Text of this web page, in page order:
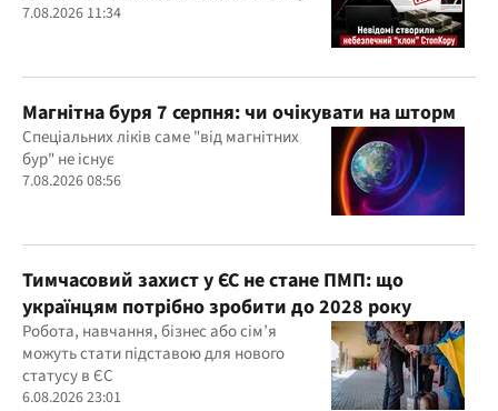
7.08.2026 11:34
Магнітна буря 7 серпня: чи очікувати на шторм
Спеціальних ліків саме "від магнітних
бур" не існує
7.08.2026 08:56
Тимчасовий захист у ЄС не стане ПМП: що
українцям потрібно зробити до 2028 року
Робота, навчання, бізнес або сім’я
можуть стати підставою для нового
статусу в ЄС
6.08.2026 23:01